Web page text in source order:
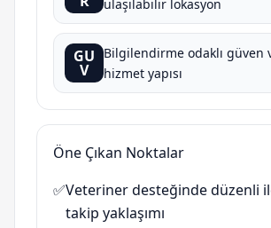
ulaşılabilir lokasyon
GU
V
Bilgilendirme odaklı güven
hizmet yapısı
Öne Çıkan Noktalar
✅Veteriner desteğinde düzenli
takip yaklaşımı